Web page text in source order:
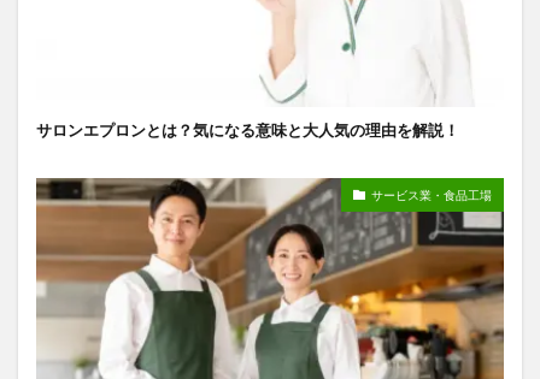
サロンエプロンとは？気になる意味と大人気の理由を解説！
サービス業・食品工場